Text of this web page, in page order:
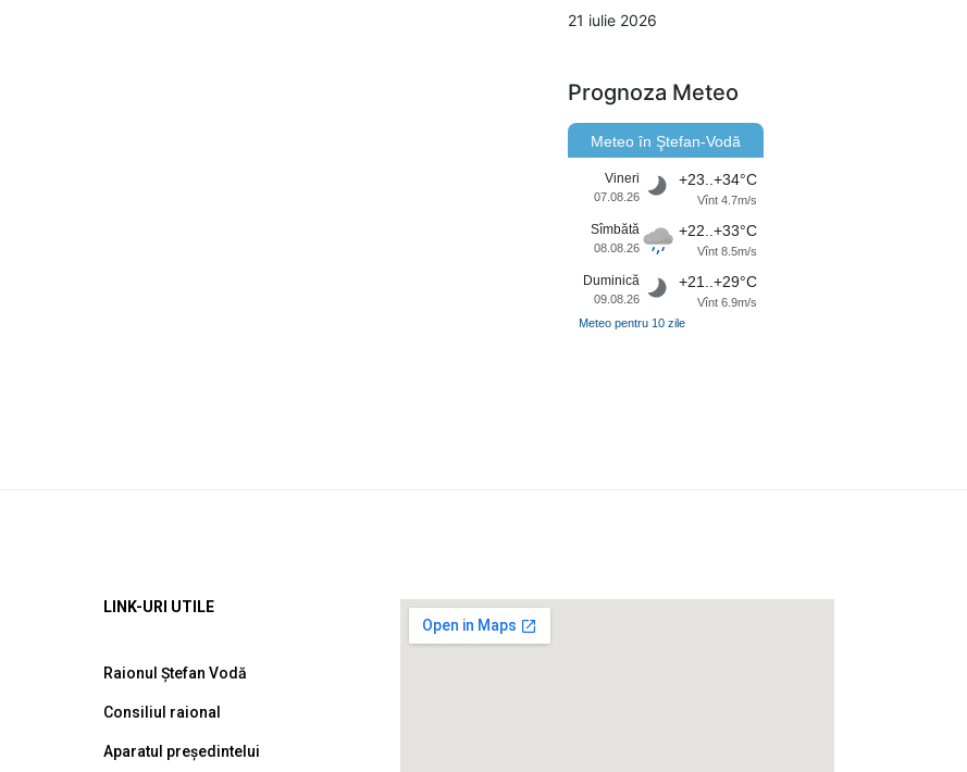
21 iulie 2026
Prognoza Meteo
Meteo în Ştefan-Vodă
Vineri
07.08.26
+23..+34°C
Vînt 4.7m/s
Sîmbătă
08.08.26
+22..+33°C
Vînt 8.5m/s
Duminică
09.08.26
+21..+29°C
Vînt 6.9m/s
Meteo pentru 10 zile
LINK-URI UTILE
Raionul Ștefan Vodă
Consiliul raional
Aparatul președintelui